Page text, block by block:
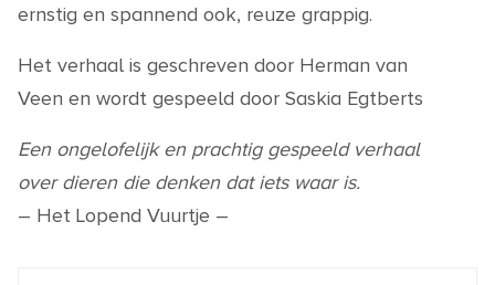
ernstig en spannend ook, reuze grappig.
Het verhaal is geschreven door Herman van
Veen en wordt gespeeld door Saskia Egtberts
Een ongelofelijk en prachtig gespeeld verhaal
over dieren die denken dat iets waar is.
– Het Lopend Vuurtje –